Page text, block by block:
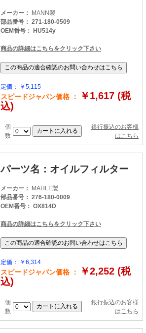
メーカー：
MANN製
部品番号： 271-180-0509
OEM番号： HU514y
商品の詳細はこちらをクリック下さい
定価： ￥5,115
スピードジャパン価格 ：
￥1,617 (税
込)
個
数
銀行振込のお客様
はこちら
パーツ名：オイルフィルター
メーカー：
MAHLE製
部品番号： 276-180-0009
OEM番号： OX814D
商品の詳細はこちらをクリック下さい
定価： ￥6,314
スピードジャパン価格 ：
￥2,252 (税
込)
個
数
銀行振込のお客様
はこちら